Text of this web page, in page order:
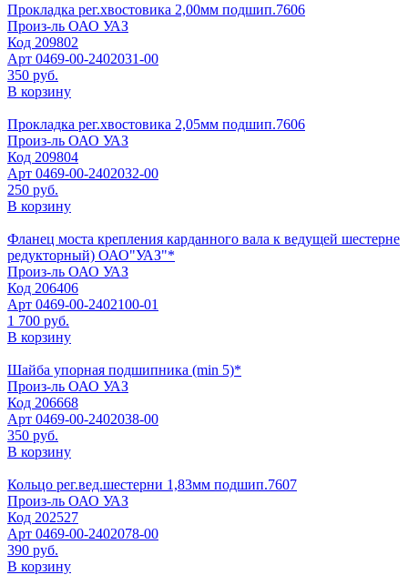
Прокладка рег.хвостовика 2,00мм подшип.7606
Произ-ль ОАО УАЗ
Код 209802
Арт 0469-00-2402031-00
350 руб.
В корзину
Прокладка рег.хвостовика 2,05мм подшип.7606
Произ-ль ОАО УАЗ
Код 209804
Арт 0469-00-2402032-00
250 руб.
В корзину
Фланец моста крепления карданного вала к ведущей шестерне
редукторный) ОАО"УАЗ"*
Произ-ль ОАО УАЗ
Код 206406
Арт 0469-00-2402100-01
1 700 руб.
В корзину
Шайба упорная подшипника (min 5)*
Произ-ль ОАО УАЗ
Код 206668
Арт 0469-00-2402038-00
350 руб.
В корзину
Кольцо рег.вед.шестерни 1,83мм подшип.7607
Произ-ль ОАО УАЗ
Код 202527
Арт 0469-00-2402078-00
390 руб.
В корзину